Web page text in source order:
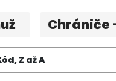
Chrániče
Z až A